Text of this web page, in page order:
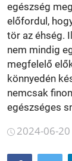
egészség
előfordul,
tör az éhség.
nem mindig
megfelelő
könnyedén
nemcsak
egészséges
2024-06-